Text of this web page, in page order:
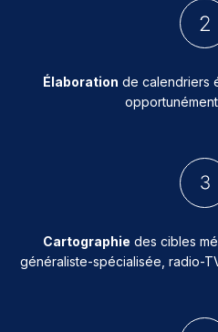
Élaboration de calendriers
Cartographie des cibles
généraliste-spécialisée, radio-